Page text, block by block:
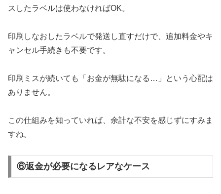
スしたラベルは使わなければOK。
印刷しなおしたラベルで発送し直すだけで、追加料金やキ
ャンセル手続きも不要です。
印刷ミスが続いても「お金が無駄になる…」という心配は
ありません。
この仕組みを知っていれば、余計な不安を感じずにすみま
すね。
⑥返金が必要になるレアなケース